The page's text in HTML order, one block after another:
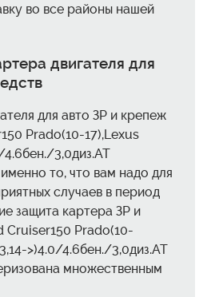
во все районы нашей
двигателя для
для авто ЗР и крепеж
Prado(10-17),Lexus
4.6бен./3,0диз.AT
то, что вам надо для
случаев в период
защита картера ЗР и
Cruiser150 Prado(10-
>)4.0/4.6бен./3,0диз.AT
множественным